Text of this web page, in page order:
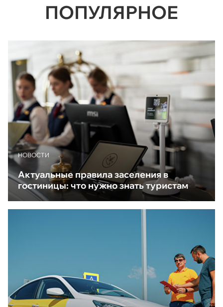
ПОПУЛЯРНОЕ
НОВОСТИ
Актуальные правила заселения в
гостиницы: что нужно знать туристам